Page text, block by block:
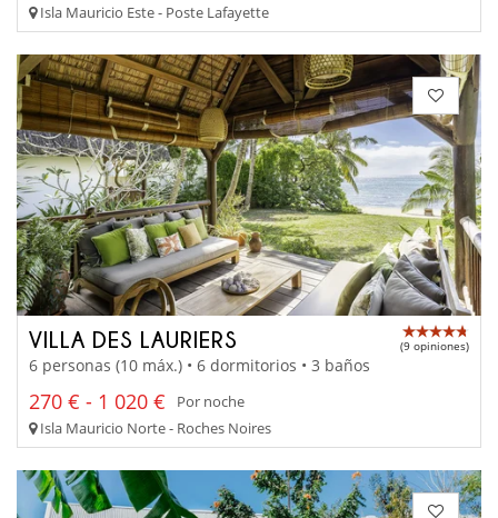
Isla Mauricio Este - Poste Lafayette
VILLA DES LAURIERS (9 opiniones)
6 personas (10 máx.) • 6 dormitorios • 3 baños
270 € - 1 020 €
Por noche
Isla Mauricio Norte - Roches Noires